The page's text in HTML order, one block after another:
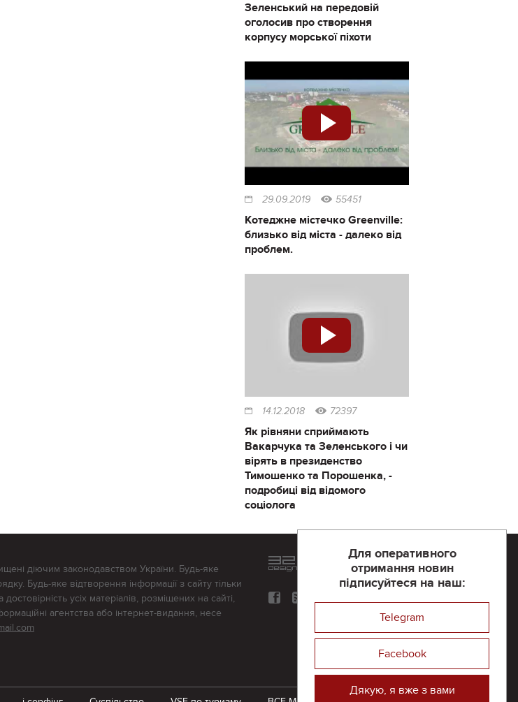
Зеленський на передовій
оголосив про створення
корпусу морської піхоти
29.09.2019 55451
Котеджне містечко Greenville:
близько від міста - далеко від
проблем.
14.12.2018 72397
Як рівняни сприймають
Вакарчука та Зеленського і чи
вірять в президенство
Тимошенко та Порошенка, -
подробиці від відомого
соціолога
Для оперативного
отримання новин
підписуйтеся на наш:
Telegram
Facebook
Дякую, я вже з вами
діючим законодавством України. Будь-яке
Будь-яке відтворення інформації з сайту тільки
усіх матеріалів, розміщених на сайті,
агентства або інтернет-видання, несе
Розроблений та підтримується
компанії 32х32